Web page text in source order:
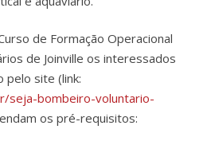
de Formação Operacional
de Joinville os interessados
pelo site (link:
seja-bombeiro-voluntario-
os pré-requisitos: